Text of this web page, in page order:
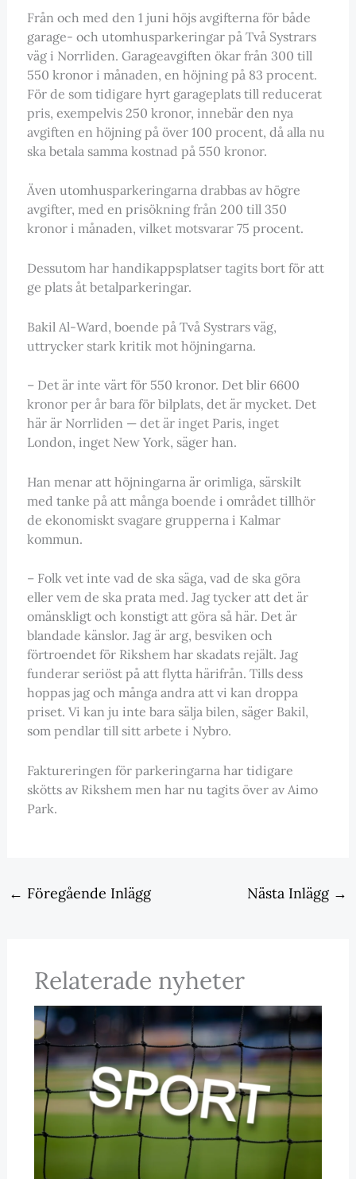
Från och med den 1 juni höjs avgifterna för både
garage- och utomhusparkeringar på Två Systrars
väg i Norrliden. Garageavgiften ökar från 300 till
550 kronor i månaden, en höjning på 83 procent.
För de som tidigare hyrt garageplats till reducerat
pris, exempelvis 250 kronor, innebär den nya
avgiften en höjning på över 100 procent, då alla nu
ska betala samma kostnad på 550 kronor.
Även utomhusparkeringarna drabbas av högre
avgifter, med en prisökning från 200 till 350
kronor i månaden, vilket motsvarar 75 procent.
Dessutom har handikappsplatser tagits bort för att
ge plats åt betalparkeringar.
Bakil Al-Ward, boende på Två Systrars väg,
uttrycker stark kritik mot höjningarna.
– Det är inte värt för 550 kronor. Det blir 6600
kronor per år bara för bilplats, det är mycket. Det
här är Norrliden — det är inget Paris, inget
London, inget New York, säger han.
Han menar att höjningarna är orimliga, särskilt
med tanke på att många boende i området tillhör
de ekonomiskt svagare grupperna i Kalmar
kommun.
– Folk vet inte vad de ska säga, vad de ska göra
eller vem de ska prata med. Jag tycker att det är
omänskligt och konstigt att göra så här. Det är
blandade känslor. Jag är arg, besviken och
förtroendet för Rikshem har skadats rejält. Jag
funderar seriöst på att flytta härifrån. Tills dess
hoppas jag och många andra att vi kan droppa
priset. Vi kan ju inte bara sälja bilen, säger Bakil,
som pendlar till sitt arbete i Nybro.
Faktureringen för parkeringarna har tidigare
skötts av Rikshem men har nu tagits över av Aimo
Park.
← Föregående Inlägg Nästa Inlägg →
Relaterade nyheter